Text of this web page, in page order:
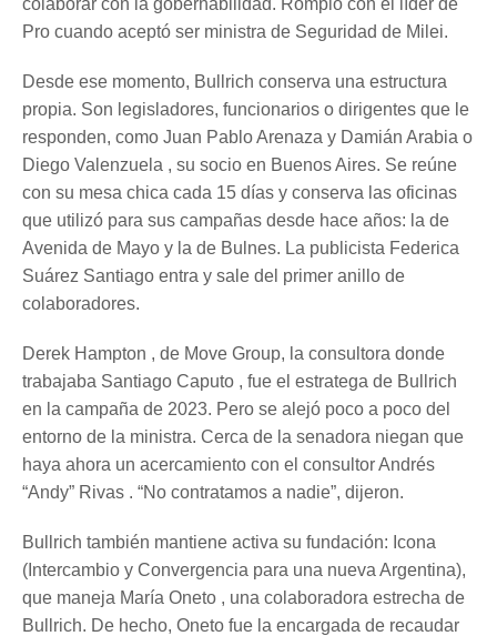
Pro cuando aceptó ser ministra de Seguridad de Milei.
Desde ese momento, Bullrich conserva una estructura
propia. Son legisladores, funcionarios o dirigentes que le
responden, como Juan Pablo Arenaza y Damián Arabia o
Diego Valenzuela , su socio en Buenos Aires. Se reúne
con su mesa chica cada 15 días y conserva las oficinas
que utilizó para sus campañas desde hace años: la de
Avenida de Mayo y la de Bulnes. La publicista Federica
Suárez Santiago entra y sale del primer anillo de
colaboradores.
Derek Hampton , de Move Group, la consultora donde
trabajaba Santiago Caputo , fue el estratega de Bullrich
en la campaña de 2023. Pero se alejó poco a poco del
entorno de la ministra. Cerca de la senadora niegan que
haya ahora un acercamiento con el consultor Andrés
“Andy” Rivas . “No contratamos a nadie”, dijeron.
Bullrich también mantiene activa su fundación: Icona
(Intercambio y Convergencia para una nueva Argentina),
que maneja María Oneto , una colaboradora estrecha de
Bullrich. De hecho, Oneto fue la encargada de recaudar